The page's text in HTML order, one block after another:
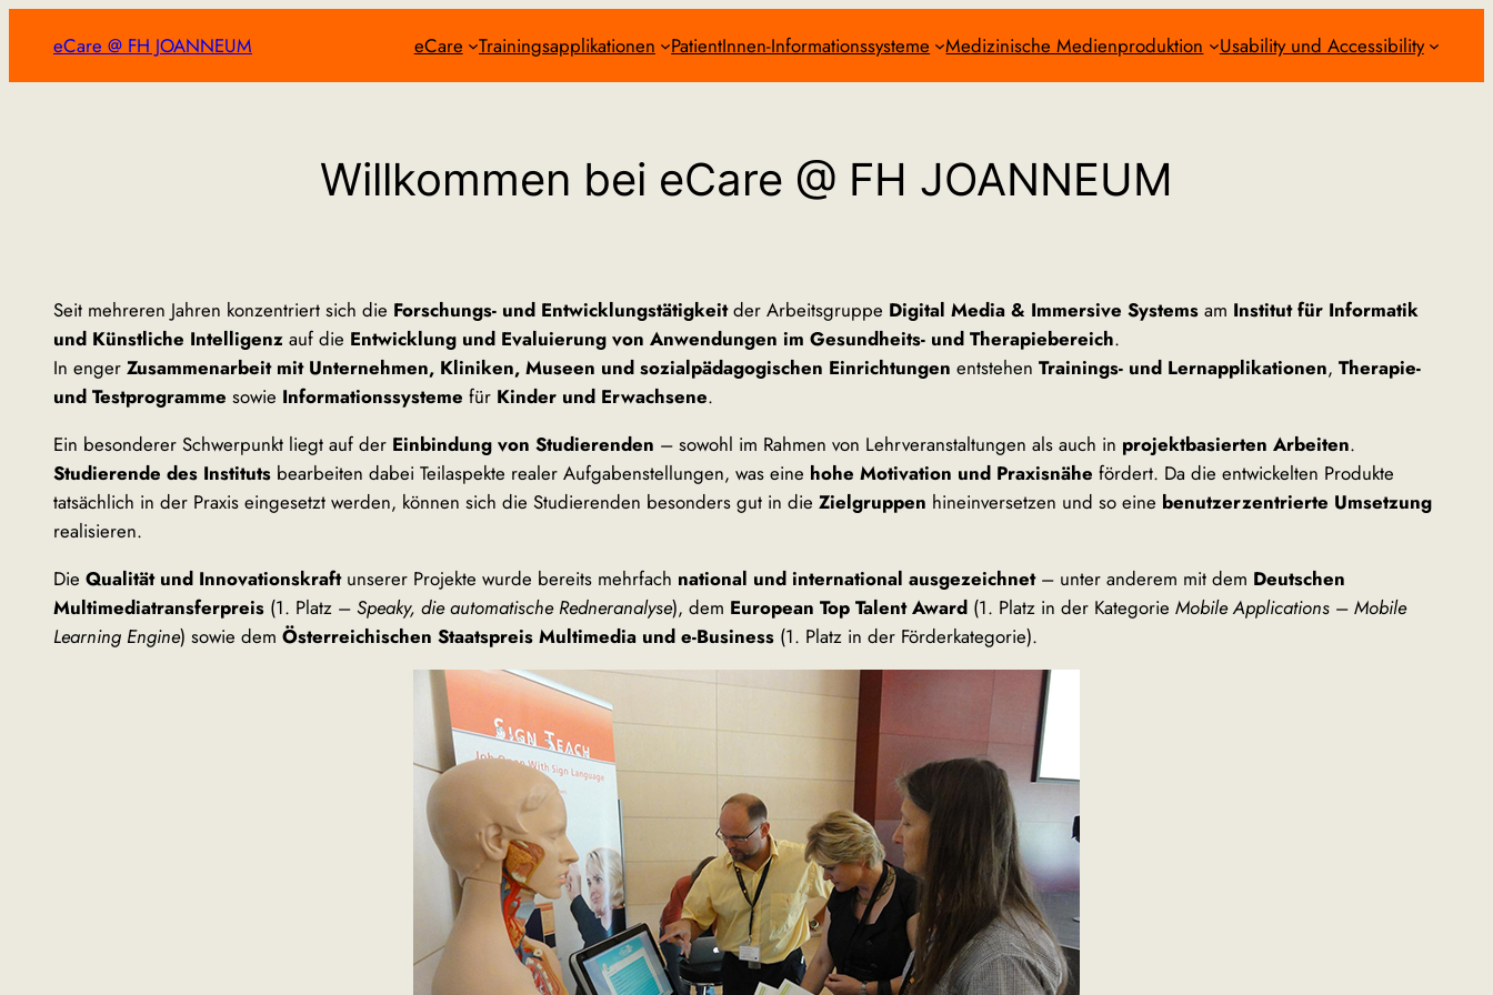
springen
eCare @ FH JOANNEUM eCare Trainingsapplikationen PatientInnen-Informationssysteme Medizinische Medienproduktion Usability und Accessibility
Willkommen bei eCare @ FH JOANNEUM
Seit mehreren Jahren konzentriert sich die Forschungs- und Entwicklungstätigkeitder Arbeitsgruppe Digital Media & Immersive Systems am Institut für Informatik
und Künstliche Intelligenz auf die Entwicklung und Evaluierung von Anwendungen im Gesundheits- und Therapiebereich.
In enger Zusammenarbeit mit Unternehmen, Kliniken, Museen und sozialpädagogischen Einrichtungen entstehen Trainings- und Lernapplikationen, Therapie-
und Testprogramme sowie Informationssysteme für Kinder und Erwachsene.
Ein besonderer Schwerpunkt liegt auf der Einbindung von Studierenden – sowohl im Rahmen von Lehrveranstaltungen als auch in projektbasierten Arbeiten.
Studierende des Instituts bearbeiten dabei Teilaspekte realer Aufgabenstellungen, was eine hohe Motivation und Praxisnähe fördert. Da die entwickelten Produkte
tatsächlich in der Praxis eingesetzt werden, können sich die Studierenden besonders gut in die Zielgruppen hineinversetzen und so eine benutzerzentrierte Umsetzung
realisieren.
Die Qualität und Innovationskraftunserer Projekte wurde bereits mehrfach national und international ausgezeichnet– unter anderem mit dem Deutschen
Multimediatransferpreis (1. Platz – Speaky, die automatische Redneranalyse), dem European Top Talent Award (1. Platz in der Kategorie Mobile Applications – Mobile
Learning Engine) sowie dem Österreichischen Staatspreis Multimedia und e-Business (1. Platz in der Förderkategorie).